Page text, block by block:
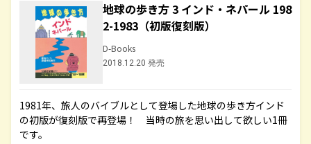
地球の歩き方 3 インド・ネパール 198
2-1983（初版復刻版）
D-Books
2018.12.20 発売
1981年、旅人のバイブルとして登場した地球の歩き方インド
の初版が復刻版で再登場！ 当時の旅を思い出して欲しい1冊
です。